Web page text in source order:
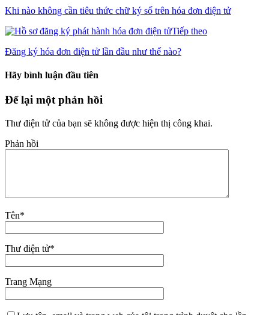
Khi nào không cần tiêu thức chữ ký số trên hóa đơn điện tử
Tiếp theo
Đăng ký hóa đơn điện tử lần đầu như thế nào?
Hãy bình luận đầu tiên
Để lại một phản hồi
Thư điện tử của bạn sẽ không được hiện thị công khai.
Phản hồi
Tên*
Thư điện tử*
Trang Mạng